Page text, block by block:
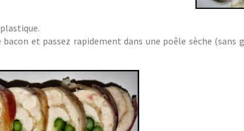
et passez rapidement dans une poêle sèche (sans